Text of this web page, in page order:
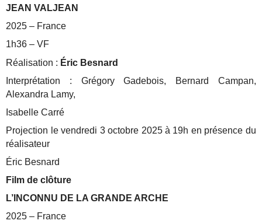
JEAN VALJEAN
2025 – France
1h36 – VF
Réalisation : Éric Besnard
Interprétation : Grégory Gadebois, Bernard Campan,
Alexandra Lamy,
Isabelle Carré
Projection le vendredi 3 octobre 2025 à 19h en présence du
réalisateur
Éric Besnard
Film de clôture
L’INCONNU DE LA GRANDE ARCHE
2025 – France